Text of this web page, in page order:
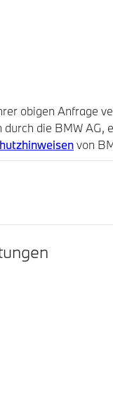
obigen Anfrage
die BMW
von